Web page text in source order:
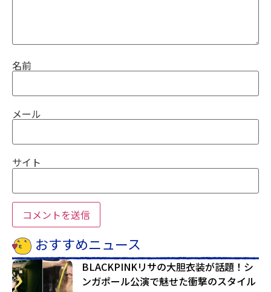
名前
メール
サイト
おすすめニュース
BLACKPINKリサの大胆衣装が話題！シ
ンガポール公演で魅せた衝撃のスタイル